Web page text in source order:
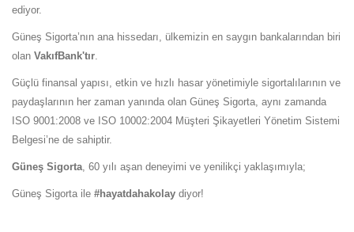
ediyor.
Güneş Sigorta’nın ana hissedarı, ülkemizin en saygın bankalarından biri
olan VakıfBank'tır.
Güçlü finansal yapısı, etkin ve hızlı hasar yönetimiyle sigortalılarının ve
paydaşlarının her zaman yanında olan Güneş Sigorta, aynı zamanda
ISO 9001:2008 ve ISO 10002:2004 Müşteri Şikayetleri Yönetim Sistemi
Belgesi’ne de sahiptir.
Güneş Sigorta, 60 yılı aşan deneyimi ve yenilikçi yaklaşımıyla;
Güneş Sigorta ile #hayatdahakolay diyor!